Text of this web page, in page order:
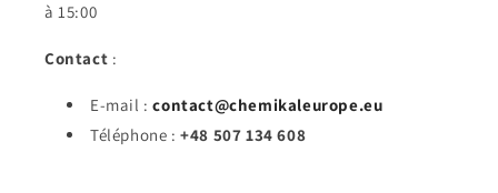
à 15:00
Contact :
E-mail :contact@chemikaleurope.eu
Téléphone :+48 507 134 608